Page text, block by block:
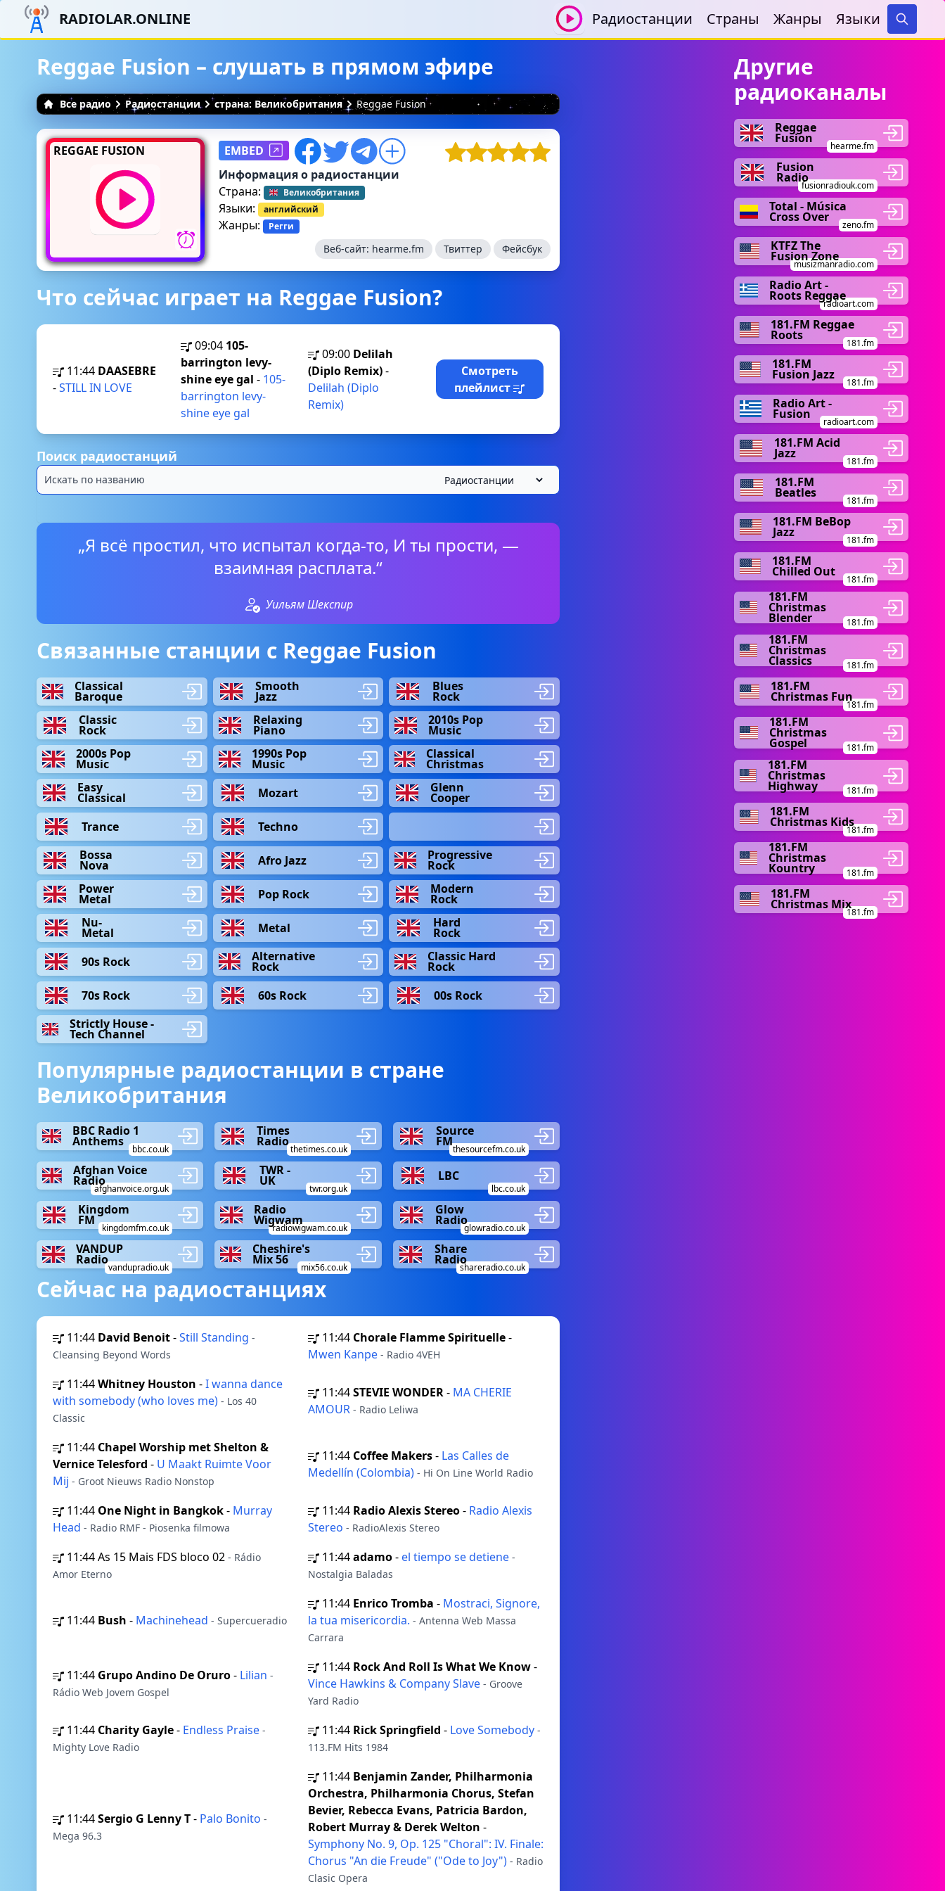
RADIOLAR.ONLINE Радиостанции Страны Жанры Языки
Search
Reggae Fusion – слушать в прямом эфире
Все радио Радиостанции страна: Великобритания Reggae Fusion
REGGAE FUSION
EMBED
Информация о радиостанции
Страна:
Великобритания
Языки: английский
Жанры: Регги
Веб-сайт: hearme.fm Твиттер Фейсбук
Что сейчас играет на Reggae Fusion?
11:44 DAASEBRE
-STILL IN LOVE
09:04 105-
barrington levy-
shine eye gal - 105-
barrington levy-
shine eye gal
09:00 Delilah
(Diplo Remix)-
Delilah (Diplo
Remix)
Смотреть
плейлист
Поиск радиостанций
„Я всё простил, что испытал когда-то, И ты прости, —
взаимная расплата.“
Уильям Шекспир
Связанные станции с Reggae Fusion
Classical
Baroque
Smooth
Jazz
Blues
Rock
Classic
Rock
Relaxing
Piano
2010s Pop
Music
2000s Pop
Music
1990s Pop
Music
Classical
Christmas
Easy
Classical Mozart Glenn
Cooper
Trance
Techno
Bossa
Nova Afro Jazz Progressive
Rock
Power
Metal Pop Rock Modern
Rock
Nu-
Metal Metal Hard
Rock
90s Rock
Alternative
Rock
Classic Hard
Rock
70s Rock
60s Rock
00s Rock
Strictly House -
Tech Channel
Популярные радиостанции в стране
Великобритания
BBC Radio 1
Anthems
bbc.co.uk
Times
Radio
thetimes.co.uk
Source
FM
thesourcefm.co.uk
Afghan Voice
Radio
afghanvoice.org.uk
TWR -
UK
twr.org.uk
LBC
lbc.co.uk
Kingdom
FM
kingdomfm.co.uk
Radio
Wigwam
radiowigwam.co.uk
Glow
Radio
glowradio.co.uk
VANDUP
Radio
vandupradio.uk
Cheshire's
Mix 56
mix56.co.uk
Share
Radio
shareradio.co.uk
Сейчас на радиостанциях
11:44 David Benoit-Still Standing -
Cleansing Beyond Words
11:44 Chorale Flamme Spirituelle-
Mwen Kanpe - Radio 4VEH
11:44Whitney Houston -I wanna dance
with somebody (who loves me) - Los 40
Classic
11:44STEVIE WONDER- MA CHERIE
AMOUR - Radio Leliwa
11:44 Chapel Worship met Shelton &
Vernice Telesford - U Maakt Ruimte Voor
Mij - Groot Nieuws Radio Nonstop
11:44 Coffee Makers- Las Calles de
Medellín (Colombia) - Hi On Line World Radio
11:44 One Night in Bangkok- Murray
Head - Radio RMF - Piosenka filmowa
11:44 Radio Alexis Stereo- Radio Alexis
Stereo - RadioAlexis Stereo
11:44As 15 Mais FDS bloco 02 - Rádio
Amor Eterno
11:44adamo- el tiempo se detiene -
Nostalgia Baladas
11:44 Bush - Machinehead - Supercueradio
11:44 Enrico Tromba - Mostraci, Signore,
la tua misericordia. - Antenna Web Massa
Carrara
11:44 Grupo Andino De Oruro- Lilian -
Rádio Web Jovem Gospel
11:44 Rock And Roll Is What We Know-
Vince Hawkins & Company Slave - Groove
Yard Radio
11:44 Charity Gayle- Endless Praise -
Mighty Love Radio
11:44 Rick Springfield - Love Somebody -
113.FM Hits 1984
11:44Sergio G Lenny T- Palo Bonito -
Mega 96.3
11:44 Benjamin Zander, Philharmonia
Orchestra, Philharmonia Chorus, Stefan
Bevier, Rebecca Evans, Patricia Bardon,
Robert Murray & Derek Welton -
Symphony No. 9, Op. 125 "Choral": IV. Finale:
Chorus "An die Freude" ("Ode to Joy") - Radio
Clasic Opera
Другие
радиоканалы
Reggae
Fusion
hearme.fm
Fusion
Radio
fusionradiouk.com
Total - Música
Cross Over
zeno.fm
KTFZ The
Fusion Zone
musizmanradio.com
Radio Art -
Roots Reggae
radioart.com
181.FM Reggae
Roots
181.fm
181.FM
Fusion Jazz
181.fm
Radio Art -
Fusion
radioart.com
181.FM Acid
Jazz
181.fm
181.FM
Beatles
181.fm
181.FM BeBop
Jazz
181.fm
181.FM
Chilled Out
181.fm
181.FM
Christmas
Blender 181.fm
181.FM
Christmas
Classics 181.fm
181.FM
Christmas Fun
181.fm
181.FM
Christmas
Gospel 181.fm
181.FM
Christmas
Highway 181.fm
181.FM
Christmas Kids
181.fm
181.FM
Christmas
Kountry 181.fm
181.FM
Christmas Mix
181.fm